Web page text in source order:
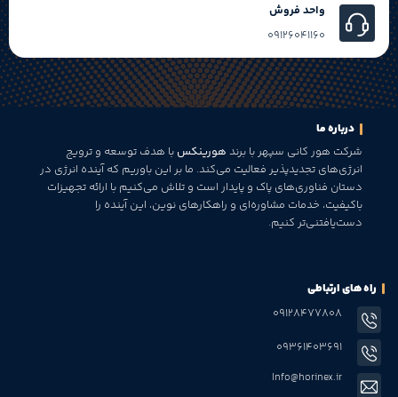
واحد فروش
09126041160
درباره ما
شرکت هور کانی سپهر با برند هورینکس با هدف توسعه و ترویج
انرژی‌های تجدیدپذیر فعالیت می‌کند. ما بر این باوریم که آینده انرژی در
دستان فناوری‌های پاک و پایدار است و تلاش می‌کنیم با ارائه تجهیزات
باکیفیت، خدمات مشاوره‌ای و راهکارهای نوین، این آینده را
دست‌یافتنی‌تر کنیم.
راه های ارتباطی
09128477808
09361403691
Info@horinex.ir